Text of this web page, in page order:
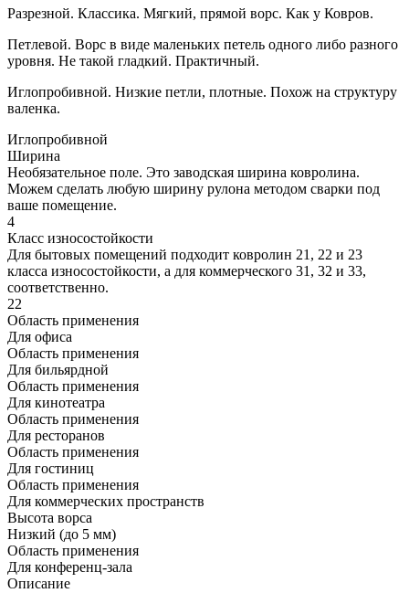
Разрезной. Классика. Мягкий, прямой ворс. Как у Ковров.
Петлевой. Ворс в виде маленьких петель одного либо разного
уровня. Не такой гладкий. Практичный.
Иглопробивной. Низкие петли, плотные. Похож на структуру
валенка.
Иглопробивной
Ширина
Необязательное поле. Это заводская ширина ковролина.
Можем сделать любую ширину рулона методом сварки под
ваше помещение.
4
Класс износостойкости
Для бытовых помещений подходит ковролин 21, 22 и 23
класса износостойкости, а для коммерческого 31, 32 и 33,
соответственно.
22
Область применения
Для офиса
Область применения
Для бильярдной
Область применения
Для кинотеатра
Область применения
Для ресторанов
Область применения
Для гостиниц
Область применения
Для коммерческих пространств
Высота ворса
Низкий (до 5 мм)
Область применения
Для конференц-зала
Описание